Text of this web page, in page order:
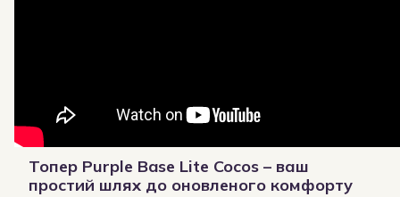
Топер Purple Base Lite Cocos – ваш
простий шлях до оновленого комфорту